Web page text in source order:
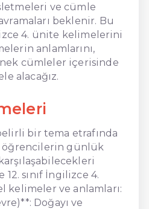
ve cümle
beklenir. Bu
4. ünite kelimelerini
anlamlarını,
cümleler içerisinde
alacağız.
bir tema etrafında
günlük
sınıf İngilizce 4.
kelimeler ve anlamları:
Doğayı ve